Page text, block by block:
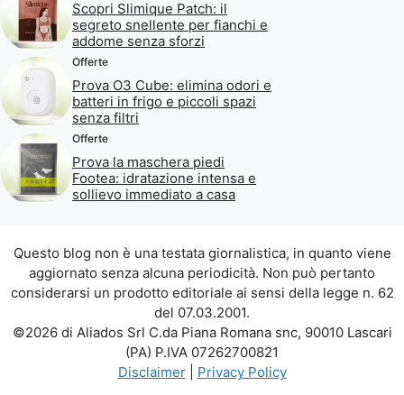
Scopri Slimique Patch: il
segreto snellente per fianchi e
addome senza sforzi
Offerte
Prova O3 Cube: elimina odori e
batteri in frigo e piccoli spazi
senza filtri
Offerte
Prova la maschera piedi
Footea: idratazione intensa e
sollievo immediato a casa
Questo blog non è una testata giornalistica, in quanto viene
aggiornato senza alcuna periodicità. Non può pertanto
considerarsi un prodotto editoriale ai sensi della legge n. 62
del 07.03.2001.
©2026 di Aliados Srl C.da Piana Romana snc, 90010 Lascari
(PA) P.IVA 07262700821
Disclaimer| Privacy Policy